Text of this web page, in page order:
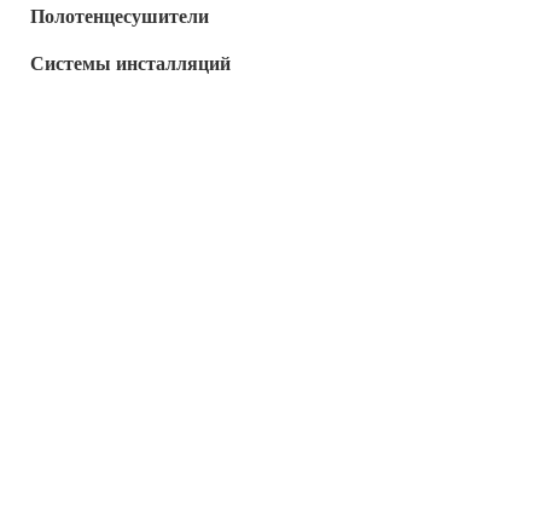
Полотенцесушители
Системы инсталляций